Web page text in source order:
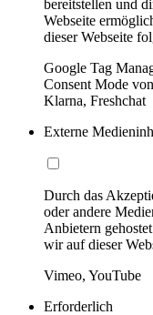
bereitstellen und
Webseite
dieser Webseite
Google Tag
Consent Mode
Klarna, Freshchat
Externe
Durch das
oder andere
Anbietern
wir auf dieser
Vimeo, YouTube
Erforderlich